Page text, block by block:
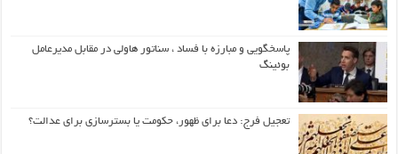
پاسخگویی و مبارزه با فساد ، سناتور هاولی در مقابل مدیرعامل
بوئینگ
تعجیل فرج: دعا برای ظهور، حکومت یا بسترسازی برای عدالت؟